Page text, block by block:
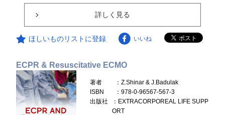
詳しく見る
ほしいものリストに登録 いいね
ECPR & Resuscitative ECMO
著者
：Z.Shinar & J.Badulak
ISBN
：978-0-96567-567-3
出版社
：EXTRACORPOREAL LIFE SUPP
ORT